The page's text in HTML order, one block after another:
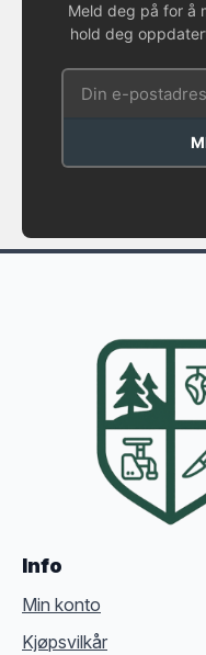
Meld deg på for å
hold deg
Info
Min konto
Kjøpsvilkår